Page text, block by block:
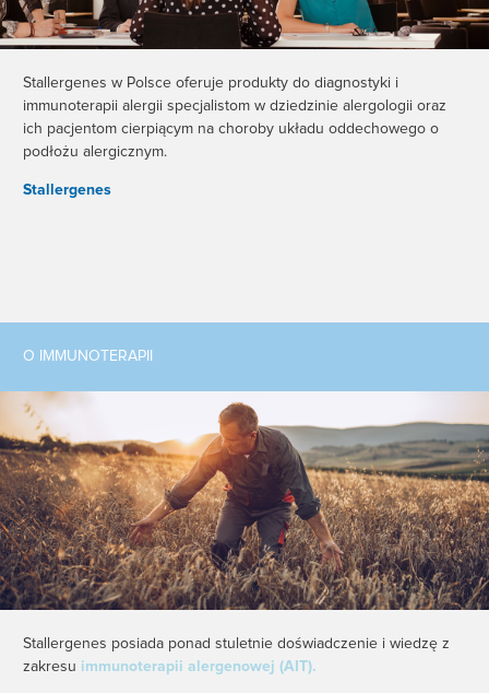
Stallergenes w Polsce oferuje produkty do diagnostyki i
immunoterapii alergii specjalistom w dziedzinie alergologii oraz
ich pacjentom cierpiącym na choroby układu oddechowego o
podłożu alergicznym.
Stallergenes
O IMMUNOTERAPII
Stallergenes posiada ponad stuletnie doświadczenie i wiedzę z
zakresu immunoterapii alergenowej (AIT).